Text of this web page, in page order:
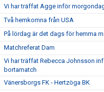
Vi har träffat Agge inför
Två hemkomna från USA
På lördag är det dags för hemma
Matchreferat Dam
Vi har träffat Rebecca Johnsson
bortamatch
Vänersborgs FK - Hertzöga BK